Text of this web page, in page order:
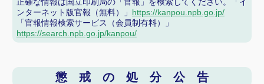
ンターネット版官報（無料）」 https://kanpou.npb.go.jp/
「官報情報検索サービス（会員制有料）」
https://search.npb.go.jp/kanpou/
懲 戒 の 処 分 公 告